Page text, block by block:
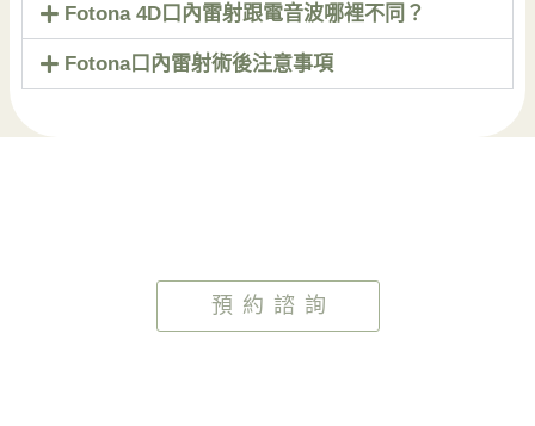
Fotona 4D口內雷射跟電音波哪裡不同？
Fotona口內雷射術後注意事項
預約諮詢